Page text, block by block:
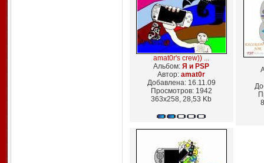
amat0r's crew)) ...
Альбом: Я и PSP
Автор: amat0r
Добавлена: 16.11.09
Просмотров: 1942
363x258, 28,53 Kb